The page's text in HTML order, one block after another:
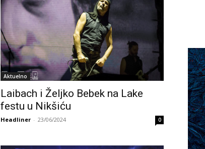
Aktuelno
Laibach i Željko Bebek na Lake
festu u Nikšiću
Headliner - 23/06/2024 0